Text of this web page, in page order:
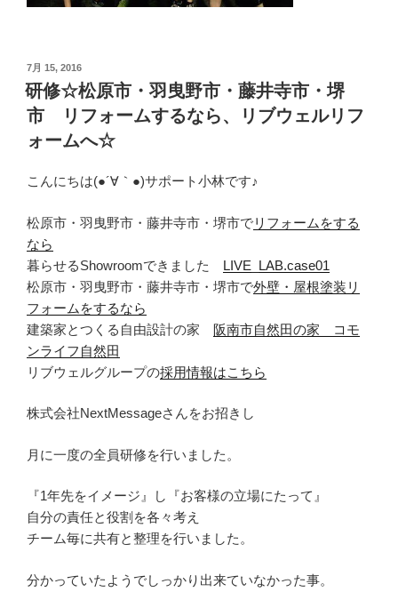
投
稿
日:
7月 15, 2016
研修☆松原市・羽曳野市・藤井寺市・堺
市 リフォームするなら、リブウェルリフ
ォームへ☆
こんにちは(●´∀｀●)サポート小林です♪
松原市・羽曳野市・藤井寺市・堺市でリフォームをする
なら
暮らせるShowroomできました LIVE_LAB.case01
松原市・羽曳野市・藤井寺市・堺市で外壁・屋根塗装リ
フォームをするなら
建築家とつくる自由設計の家 阪南市自然田の家 コモ
ンライフ自然田
リブウェルグループの採用情報はこちら
株式会社NextMessageさんをお招きし
月に一度の全員研修を行いました。
『1年先をイメージ』し『お客様の立場にたって』
自分の責任と役割を各々考え
チーム毎に共有と整理を行いました。
分かっていたようでしっかり出来ていなかった事。